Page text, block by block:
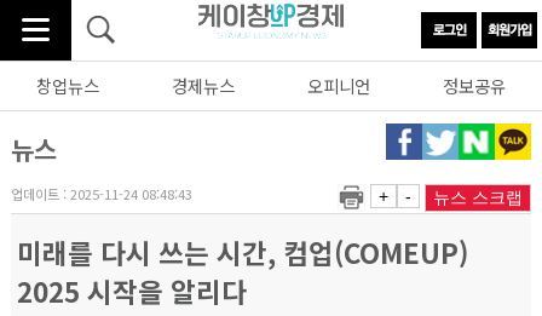
창업뉴스 경제뉴스 오피니언 정보공유
뉴스
업데이트 : 2025-11-24 08:48:43 + - 뉴스 스크랩
미래를 다시 쓰는 시간, 컴업(COMEUP)
2025 시작을 알리다